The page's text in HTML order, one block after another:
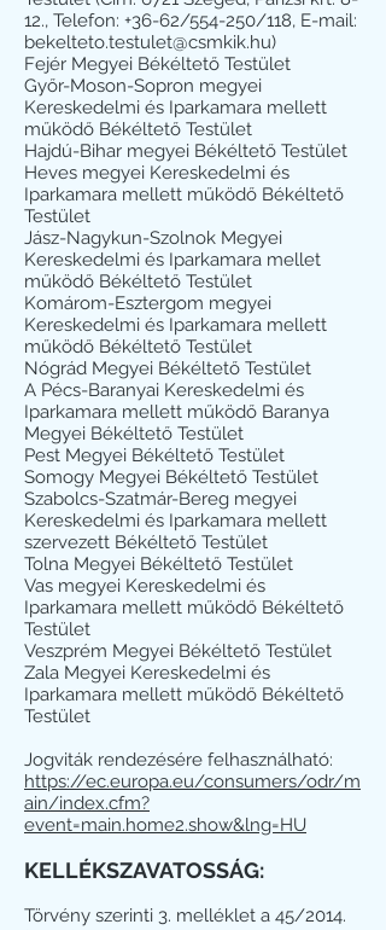
12., Telefon: +36-62/554-250/118, E-mail:
bekelteto.testulet@csmkik.hu)
Fejér Megyei Békéltető Testület
Győr-Moson-Sopron megyei
Kereskedelmi és Iparkamara mellett
működő Békéltető Testület
Hajdú-Bihar megyei Békéltető Testület
Heves megyei Kereskedelmi és
Iparkamara mellett működő Békéltető
Testület
Jász-Nagykun-Szolnok Megyei
Kereskedelmi és Iparkamara mellet
működő Békéltető Testület
Komárom-Esztergom megyei
Kereskedelmi és Iparkamara mellett
működő Békéltető Testület
Nógrád Megyei Békéltető Testület
A Pécs-Baranyai Kereskedelmi és
Iparkamara mellett működő Baranya
Megyei Békéltető Testület
Pest Megyei Békéltető Testület
Somogy Megyei Békéltető Testület
Szabolcs-Szatmár-Bereg megyei
Kereskedelmi és Iparkamara mellett
szervezett Békéltető Testület
Tolna Megyei Békéltető Testület
Vas megyei Kereskedelmi és
Iparkamara mellett működő Békéltető
Testület
Veszprém Megyei Békéltető Testület
Zala Megyei Kereskedelmi és
Iparkamara mellett működő Békéltető
Testület
Jogviták rendezésére felhasználható:
https://ec.europa.eu/consumers/odr/m
ain/index.cfm?
event=main.home2.show&lng=HU
KELLÉKSZAVATOSSÁG:
Törvény szerinti 3. melléklet a 45/2014.